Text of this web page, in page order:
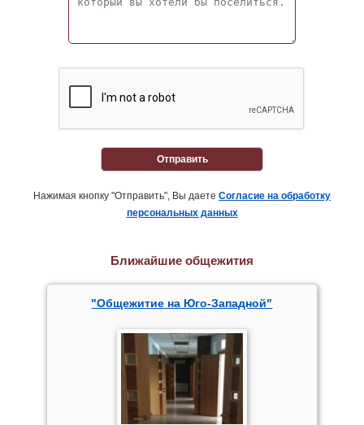
Отправить
Нажимая кнопку "Отправить", Вы даете Согласие на обработку
персональных данных
Ближайшие общежития
"Общежитие на Юго-Западной"